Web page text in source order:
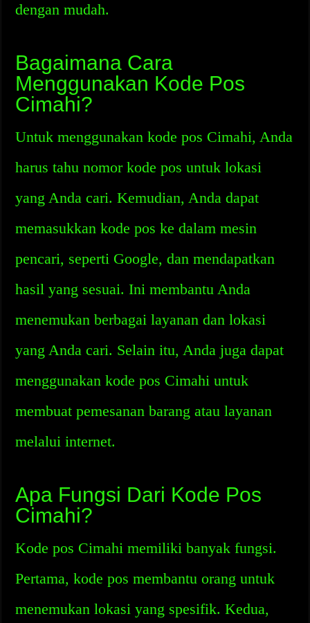
dengan mudah.
Bagaimana Cara
Menggunakan Kode Pos
Cimahi?
Untuk menggunakan kode pos Cimahi, Anda
harus tahu nomor kode pos untuk lokasi
yang Anda cari. Kemudian, Anda dapat
memasukkan kode pos ke dalam mesin
pencari, seperti Google, dan mendapatkan
hasil yang sesuai. Ini membantu Anda
menemukan berbagai layanan dan lokasi
yang Anda cari. Selain itu, Anda juga dapat
menggunakan kode pos Cimahi untuk
membuat pemesanan barang atau layanan
melalui internet.
Apa Fungsi Dari Kode Pos
Cimahi?
Kode pos Cimahi memiliki banyak fungsi.
Pertama, kode pos membantu orang untuk
menemukan lokasi yang spesifik. Kedua,